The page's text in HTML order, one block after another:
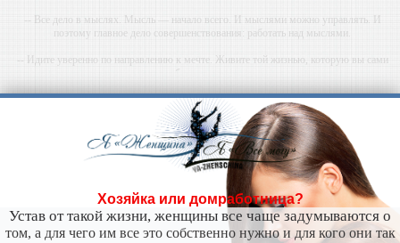
-- Все дело в мыслях. Мысль — начало всего. И мыслями можно управлять. И
поэтому главное дело совершенствования: работать над мыслями.
-- Идите уверенно по направлению к мечте. Живите той жизнью, которую вы сами
-- Самое большое богатство — это ум. Самая большая нищета — глупость. Из всех
страхов самый пугающий — самолюбование.
-- Лучшее, что можно сделать с хорошим советом, это пропустить его мимо ушей. Он
никогда не бывает полезен никому, кроме того, кто его дал.
-- Люблю давать советы и очень не люблю, когда их дают мне.
Хозяйка или домработница?
Устав от такой жизни, женщины все чаще задумываются о
том, а для чего им все это собственно нужно и для кого они так